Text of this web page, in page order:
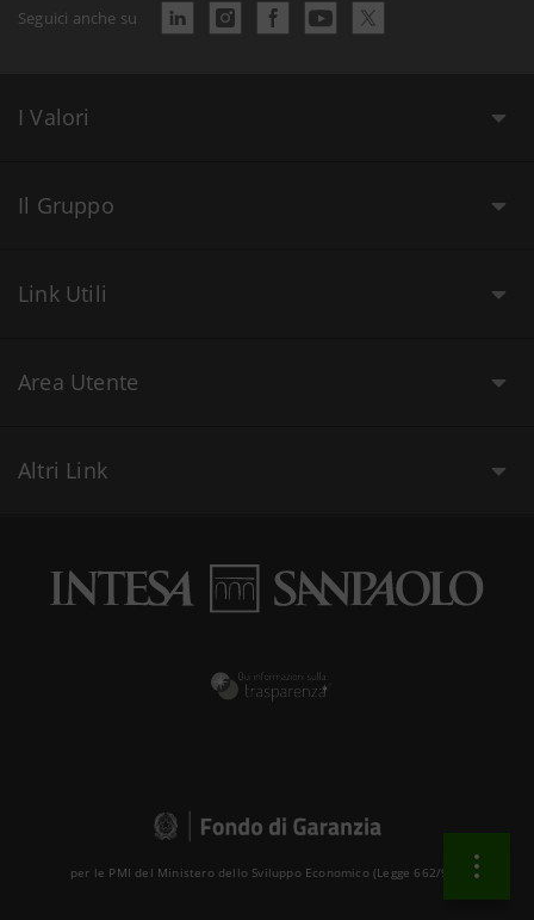
Seguici anche su
I Valori
Il Gruppo
Link Utili
Area Utente
Altri Link
per le PMI del Ministero dello Sviluppo Economico (Legge 662/96 )